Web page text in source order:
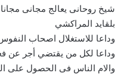
شيخ روحانى يعالج مجانى
بلقايد المراكشي
وداعا للاستغلال اصحاب
وداعا لكل من يقتضي أجر عن
والام الناس فى الحصول على